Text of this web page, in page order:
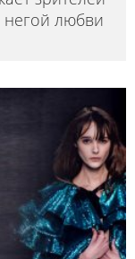
негой любви